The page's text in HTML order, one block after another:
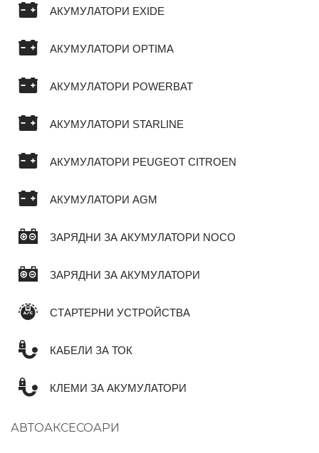
АКУМУЛАТОРИ EXIDE
АКУМУЛАТОРИ OPTIMA
АКУМУЛАТОРИ POWERBAT
АКУМУЛАТОРИ STARLINE
АКУМУЛАТОРИ PEUGEOT CITROEN
АКУМУЛАТОРИ AGM
ЗАРЯДНИ ЗА АКУМУЛАТОРИ NOCO
ЗАРЯДНИ ЗА АКУМУЛАТОРИ
СТАРТЕРНИ УСТРОЙСТВА
КАБЕЛИ ЗА ТОК
КЛЕМИ ЗА АКУМУЛАТОРИ
АВТОАКСЕСОАРИ